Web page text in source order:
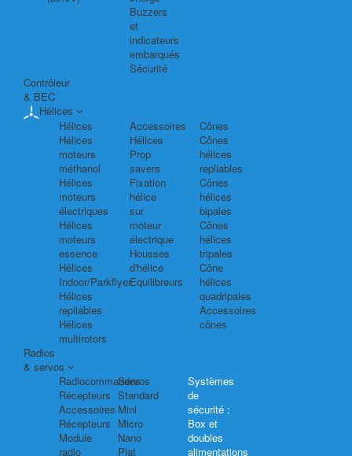
Buzzers
et
indicateurs
embarqués
Sécurité
Contrôleur
& BEC
Hélices
Hélices
Hélices
moteurs
méthanol
Hélices
moteurs
électriques
Hélices
moteurs
essence
Hélices
Indoor/Parkflyer
Hélices
repliables
Hélices
multirotors
Accessoires
Hélices
Prop
savers
Fixation
hélice
sur
moteur
électrique
Housses
d'hélice
Equilibreurs
Cônes
Cônes
hélices
repliables
Cônes
hélices
bipales
Cônes
hélices
tripales
Cône
hélices
quadripales
Accessoires
cônes
Radios
& servos
Radiocommandes
Récepteurs
Accessoires
Récepteurs
Module
radio
Servos
Standard
Mini
Micro
Nano
Plat
Systèmes
de
sécurité :
Box et
doubles
alimentations